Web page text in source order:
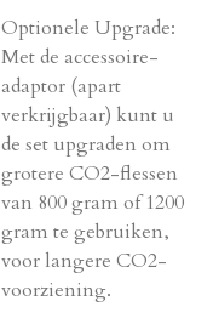
Optionele Upgrade:
Met de accessoire-
adaptor (apart
verkrijgbaar) kunt u
de set upgraden om
grotere CO2-flessen
van 800 gram of 1200
gram te gebruiken,
voor langere CO2-
voorziening.